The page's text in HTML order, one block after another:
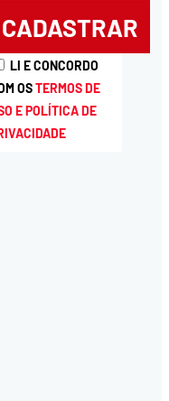
LI E CONCORDO
OSTERMOS DE
E POLÍTICA DE